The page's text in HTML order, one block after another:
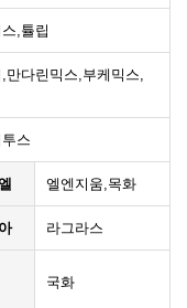
,튤립
다린믹스,부케믹스,
스
엘엔지움,목화
라그라스
국화